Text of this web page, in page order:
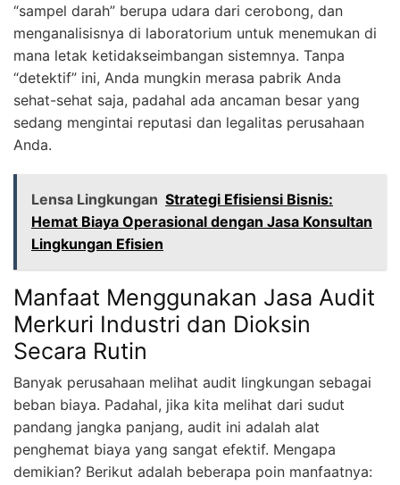
“sampel darah” berupa udara dari cerobong, dan
menganalisisnya di laboratorium untuk menemukan di
mana letak ketidakseimbangan sistemnya. Tanpa
“detektif” ini, Anda mungkin merasa pabrik Anda
sehat-sehat saja, padahal ada ancaman besar yang
sedang mengintai reputasi dan legalitas perusahaan
Anda.
Lensa Lingkungan Strategi Efisiensi Bisnis:
Hemat Biaya Operasional dengan Jasa Konsultan
Lingkungan Efisien
Manfaat Menggunakan Jasa Audit
Merkuri Industri dan Dioksin
Secara Rutin
Banyak perusahaan melihat audit lingkungan sebagai
beban biaya. Padahal, jika kita melihat dari sudut
pandang jangka panjang, audit ini adalah alat
penghemat biaya yang sangat efektif. Mengapa
demikian? Berikut adalah beberapa poin manfaatnya: